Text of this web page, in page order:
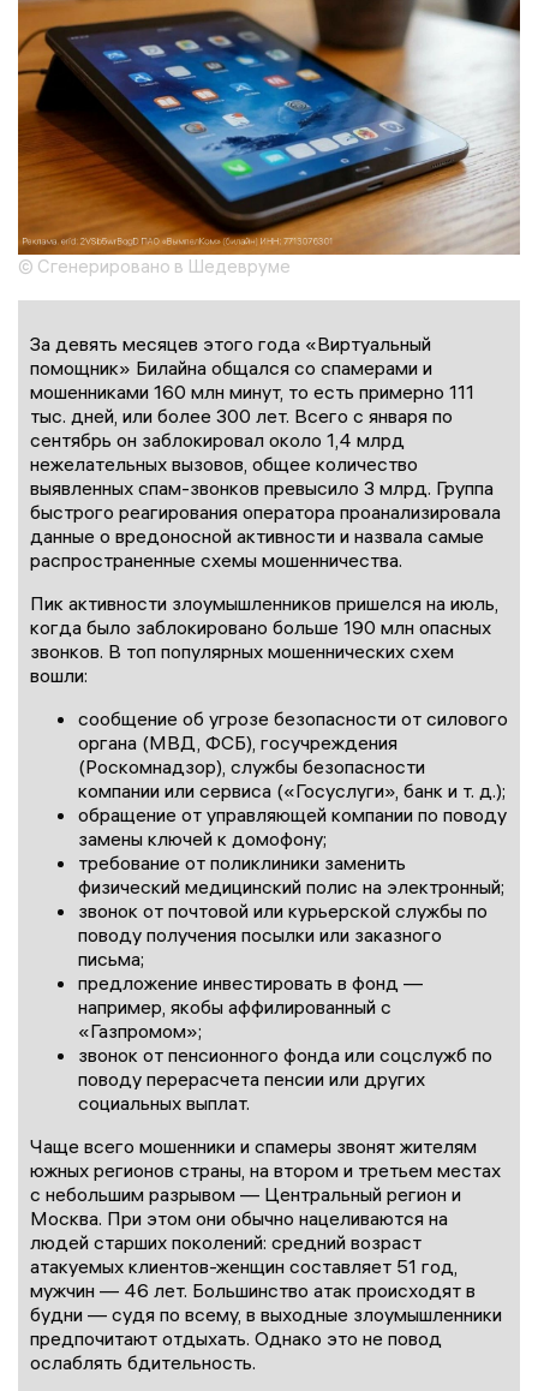
© Сгенерировано в Шедевруме
За девять месяцев этого года «Виртуальный
помощник» Билайна общался со спамерами и
мошенниками 160 млн минут, то есть примерно 111
тыс. дней, или более 300 лет. Всего с января по
сентябрь он заблокировал около 1,4 млрд
нежелательных вызовов, общее количество
выявленных спам-звонков превысило 3 млрд. Группа
быстрого реагирования оператора проанализировала
данные о вредоносной активности и назвала самые
распространенные схемы мошенничества.
Пик активности злоумышленников пришелся на июль,
когда было заблокировано больше 190 млн опасных
звонков. В топ популярных мошеннических схем
вошли:
сообщение об угрозе безопасности от силового
органа (МВД, ФСБ), госучреждения
(Роскомнадзор), службы безопасности
компании или сервиса («Госуслуги», банк и т. д.);
обращение от управляющей компании по поводу
замены ключей к домофону;
требование от поликлиники заменить
физический медицинский полис на электронный;
звонок от почтовой или курьерской службы по
поводу получения посылки или заказного
письма;
предложение инвестировать в фонд —
например, якобы аффилированный с
«Газпромом»;
звонок от пенсионного фонда или соцслужб по
поводу перерасчета пенсии или других
социальных выплат.
Чаще всего мошенники и спамеры звонят жителям
южных регионов страны, на втором и третьем местах
с небольшим разрывом — Центральный регион и
Москва. При этом они обычно нацеливаются на
людей старших поколений: средний возраст
атакуемых клиентов-женщин составляет 51 год,
мужчин — 46 лет. Большинство атак происходят в
будни — судя по всему, в выходные злоумышленники
предпочитают отдыхать. Однако это не повод
ослаблять бдительность.